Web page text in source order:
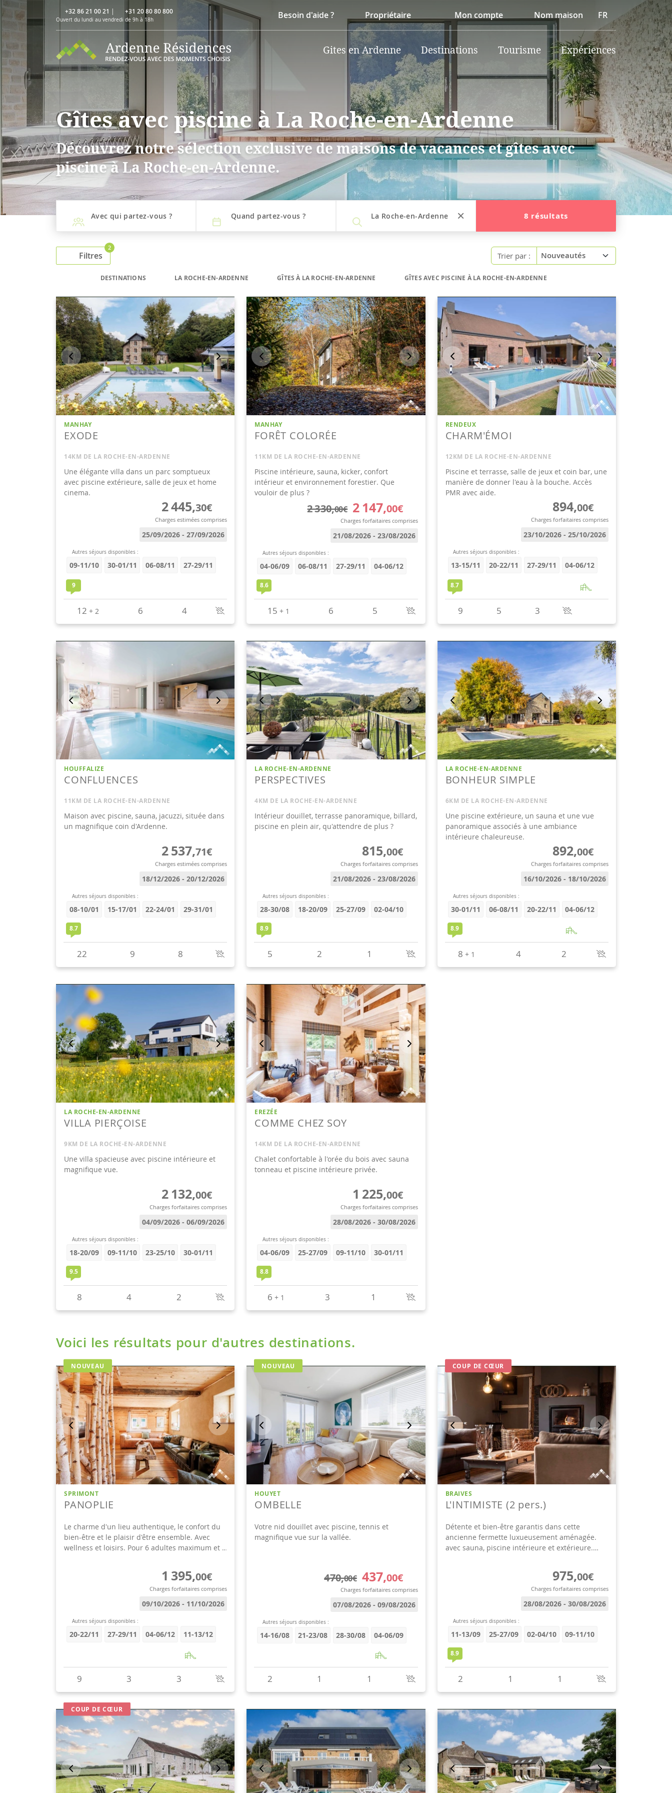
+32 86 21 00 21 | +31 20 80 80 800
Ouvert du lundi au vendredi de 9h à 18h Besoin d'aide ? Propriétaire Mon compte Nom maison FR
Gites en Ardenne Destinations Tourisme Expériences
Gîtes avec piscine à La Roche-en-Ardenne
Découvrez notre sélection exclusive de maisons de vacances et gîtes avec
piscine à La Roche-en-Ardenne.
Avec qui partez-vous ? Quand partez-vous ? La Roche-en-Ardenne 8 résultats
Filtres
2
Trier par :
DESTINATIONS LA ROCHE-EN-ARDENNE GÎTES À LA ROCHE-EN-ARDENNE GÎTES AVEC PISCINE À LA ROCHE-EN-ARDENNE
Voici les résultats pour d'autres destinations.